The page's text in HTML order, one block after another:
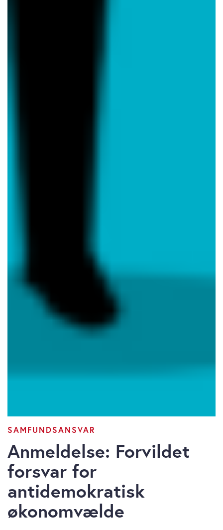
SAMFUNDSANSVAR
Anmeldelse: Forvildet
forsvar for
antidemokratisk
økonomvælde